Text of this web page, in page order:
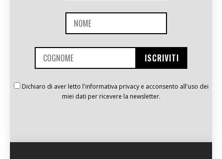
Dichiaro di aver letto l'informativa privacy e acconsento all'uso dei
miei dati per ricevere la newsletter.